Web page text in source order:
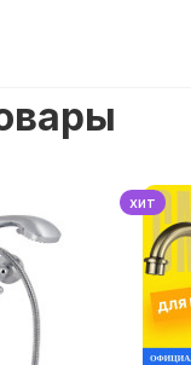
хит